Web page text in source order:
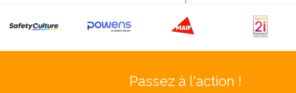
Passez à l'action !